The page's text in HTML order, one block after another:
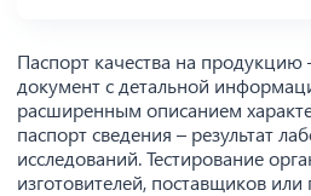
Паспорт качества на продукцию
документ с детальной
расширенным описанием
паспорт сведения – результат
исследований. Тестирование
изготовителей, поставщиков или